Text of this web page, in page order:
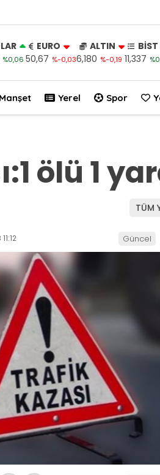
%0,06
EURO
50,67 %-0,03
ALTIN
6,180 %-0,19
BİST
11,337
Manşet Yerel Spor
ölü 1
TÜM
Güncel